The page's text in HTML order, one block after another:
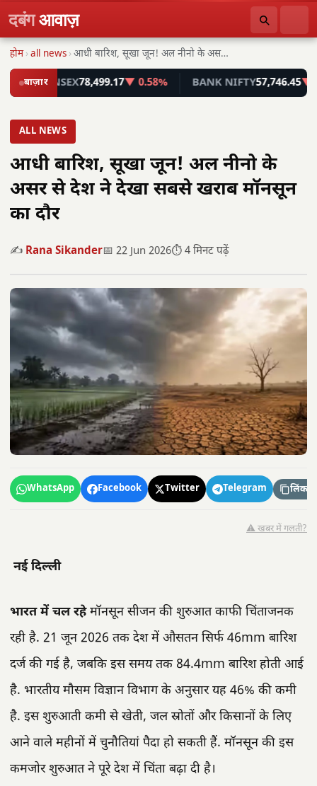
दबंगआवाज़
होम ›all news › आधी बारिश, सूखा जून! अल नीनो के असर…
बाज़ार
SENSEX 78,499.17▼ 0.58% BANK NIFTY57,746.45▼ 0.55%
ALL NEWS
आधी बारिश, सूखा जून! अल नीनो के
असर से देश ने देखा सबसे खराब मॉनसून
का दौर
✍️ Rana Sikander📅 22 Jun 2026⏱️ 4 मिनट पढ़ें
WhatsApp Facebook Twitter Telegram लिंक
⚠️ खबर में गलती?
नई दिल्ली
भारत में चल रहेमॉनसून सीजन की शुरुआत काफी चिंताजनक
रही है. 21 जून 2026 तक देश में औसतन सिर्फ 46mm बारिश
दर्ज की गई है, जबकि इस समय तक 84.4mm बारिश होती आई
है. भारतीय मौसम विज्ञान विभाग के अनुसार यह 46% की कमी
है. इस शुरुआती कमी से खेती, जल स्रोतों और किसानों के लिए
आने वाले महीनों में चुनौतियां पैदा हो सकती हैं. मॉनसून की इस
कमजोर शुरुआत ने पूरे देश में चिंता बढ़ा दी है।